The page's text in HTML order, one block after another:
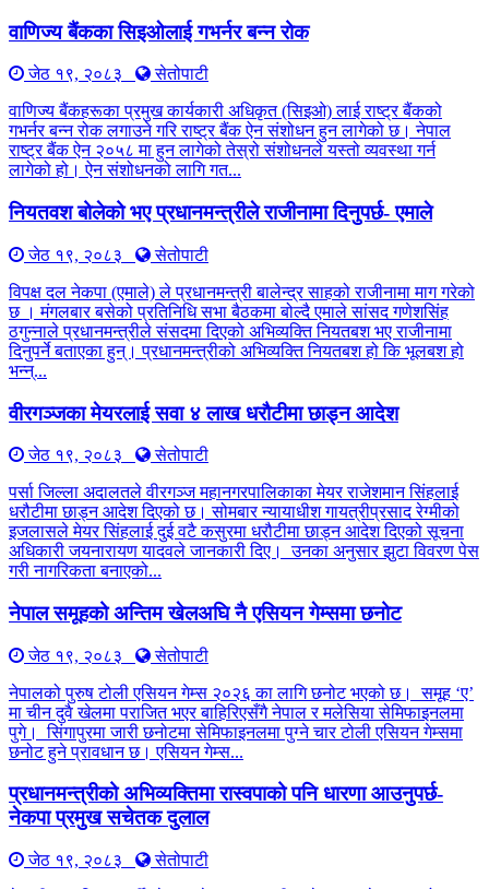
वाणिज्य बैंकका सिइओलाई गभर्नर बन्न रोक
जेठ १९, २०८३
सेतोपाटी
वाणिज्य बैंकहरूका प्रमुख कार्यकारी अधिकृत (सिइओ) लाई राष्ट्र बैंकको
गभर्नर बन्न रोक लगाउने गरि राष्ट्र बैंक ऐन संशोधन हुन लागेको छ। नेपाल
राष्ट्र बैंक ऐन २०५८ मा हुन लागेको तेस्रो संशोधनले यस्तो व्यवस्था गर्न
लागेको हो। ऐन संशोधनको लागि गत...
नियतवश बोलेको भए प्रधानमन्त्रीले राजीनामा दिनुपर्छ- एमाले
जेठ १९, २०८३
सेतोपाटी
विपक्ष दल नेकपा (एमाले) ले प्रधानमन्त्री बालेन्द्र साहको राजीनामा माग गरेको
छ । मंगलबार बसेको प्रतिनिधि सभा बैठकमा बोल्दै एमाले सांसद गणेशसिंह
ठगुन्नाले प्रधानमन्त्रीले संसदमा दिएको अभिव्यक्ति नियतबश भए राजीनामा
दिनुपर्ने बताएका हुन्। प्रधानमन्त्रीको अभिव्यक्ति नियतबश हो कि भूलबश हो
भन्न्...
वीरगञ्जका मेयरलाई सवा ४ लाख धरौटीमा छाड्न आदेश
जेठ १९, २०८३
सेतोपाटी
पर्सा जिल्ला अदालतले वीरगञ्ज महानगरपालिकाका मेयर राजेशमान सिंहलाई
धरौटीमा छाड्न आदेश दिएको छ। सोमबार न्यायाधीश गायत्रीप्रसाद रेग्मीको
इजलासले मेयर सिंहलाई दुई वटै कसुरमा धरौटीमा छाड्न आदेश दिएको सूचना
अधिकारी जयनारायण यादवले जानकारी दिए। उनका अनुसार झुटा विवरण पेस
गरी नागरिकता बनाएको...
नेपाल समूहको अन्तिम खेलअघि नै एसियन गेम्समा छनोट
जेठ १९, २०८३
सेतोपाटी
नेपालको पुरुष टोली एसियन गेम्स २०२६ का लागि छनोट भएको छ। समूह ‘ए’
मा चीन दुवै खेलमा पराजित भएर बाहिरिएसँगै नेपाल र मलेसिया सेमिफाइनलमा
पुगे। सिंगापुरमा जारी छनोटमा सेमिफाइनलमा पुग्ने चार टोली एसियन गेम्समा
छनोट हुने प्रावधान छ। एसियन गेम्स...
प्रधानमन्त्रीको अभिव्यक्तिमा रास्वपाको पनि धारणा आउनुपर्छ-
नेकपा प्रमुख सचेतक दुलाल
जेठ १९, २०८३
सेतोपाटी